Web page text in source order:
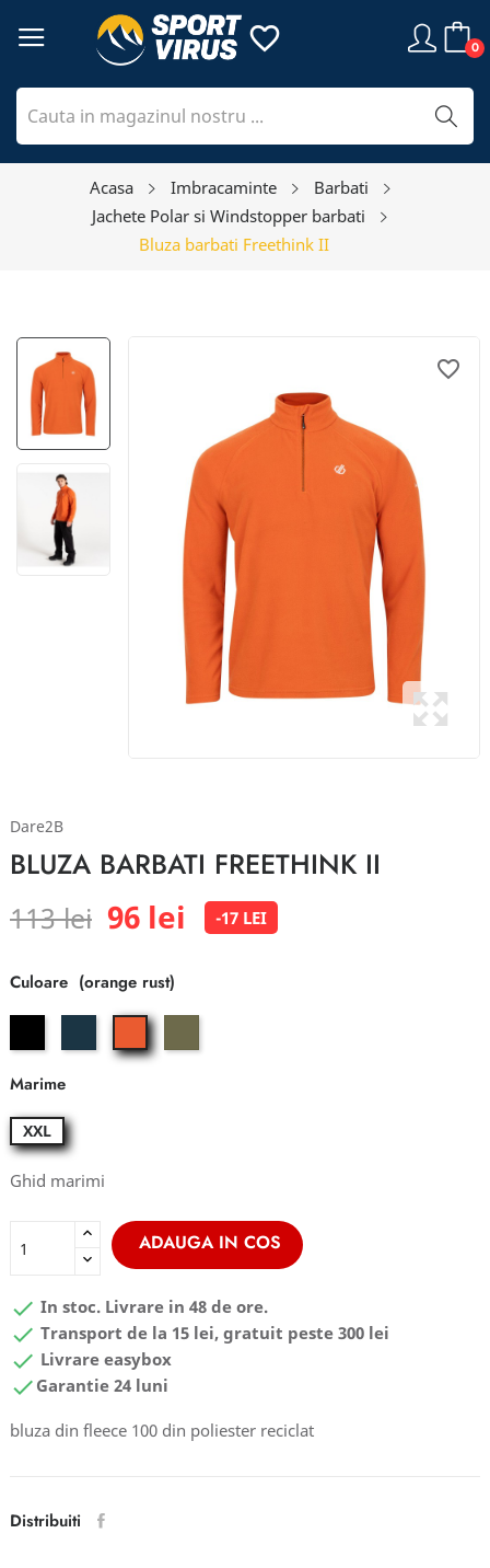
0
favorite_border
Acasa Imbracaminte
Barbati
Jachete Polar si Windstopper barbati
Bluza barbati Freethink II
favorite_border
Dare2B
BLUZA BARBATI FREETHINK II
113 lei 96 lei -17 LEI
Culoare
dark
sea
orange
rust
Marime
XXL
Ghid marimi
ADAUGA IN COS
 In stoc. Livrare in 48 de ore.
 Transport de la 15 lei, gratuit peste 300 lei
 Livrare easybox
 Garantie 24 luni
bluza din fleece 100 din poliester reciclat
Distribuiti